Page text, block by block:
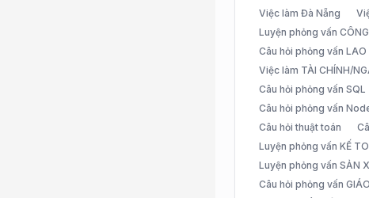
Việc làm Đà Nẵng
Luyện phỏng vấn
Câu hỏi phỏng vấn LAO
Việc làm TÀI CHÍNH/
Câu hỏi phỏng vấn SQL
Câu hỏi phỏng vấn
Câu hỏi thuật toán
Luyện phỏng vấn KẾ
Luyện phỏng vấn SẢN
Câu hỏi phỏng vấn